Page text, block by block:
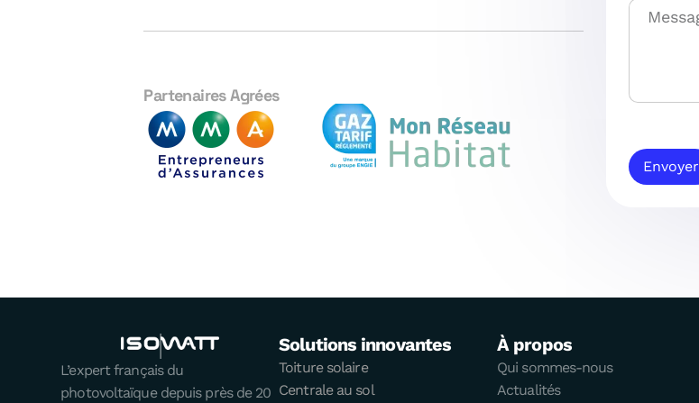
Partenaires Agrées
Envoyer
L’expert français du
photovoltaïque depuis près de 20
Solutions innovantes
Toiture solaire
Centrale au sol
À propos
Qui sommes-nous
Actualités